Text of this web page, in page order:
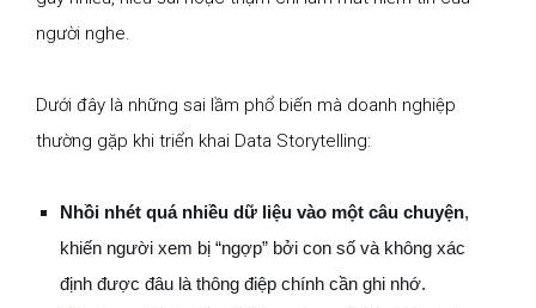
người nghe.
Dưới đây là những sai lầm phổ biến mà doanh nghiệp
thường gặp khi triển khai Data Storytelling:
Nhồi nhét quá nhiều dữ liệu vào một câu chuyện,
khiến người xem bị “ngợp” bởi con số và không xác
định được đâu là thông điệp chính cần ghi nhớ.